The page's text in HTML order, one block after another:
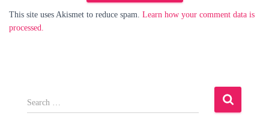
This site uses Akismet to reduce spam. Learn how your comment data is
processed.
S
e